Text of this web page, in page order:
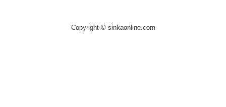
Copyright © sinkaonline.com